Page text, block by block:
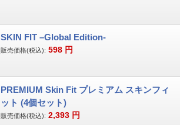
SKIN FIT –Global Edition-
販売価格(税込): 598 円
PREMIUM Skin Fit プレミアム スキンフィ
ット (4個セット)
販売価格(税込): 2,393 円